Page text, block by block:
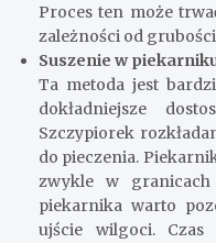
Proces ten może
zależności od
Suszenie w
Ta metoda jest
dokładniejsze
Szczypiorek
do pieczenia.
zwykle w
piekarnika warto
ujście wilgoci.